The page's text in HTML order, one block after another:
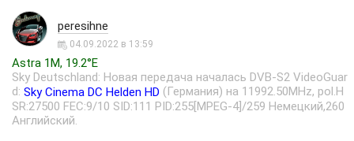
peresihne
04.09.2022 в 13:59
Astra 1M, 19.2°E
Sky Deutschland: Новая передача началась DVB-S2 VideoGuar
d: Sky Cinema DC Helden HD (Германия) на 11992.50MHz, pol.H
SR:27500 FEC:9/10 SID:111 PID:255[MPEG-4]/259 Немецкий,260
Английский.